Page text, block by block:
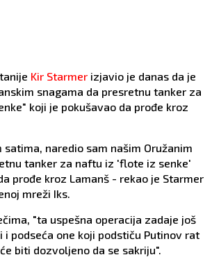
Kir Starmer izjavio je danas da je
snagama da presretnu tanker za
koji je pokušavao da prođe kroz
naredio sam našim Oružanim
tanker za naftu iz 'flote iz senke'
prođe kroz Lamanš - rekao je Starmer
mreži Iks.
"ta uspešna operacija zadaje još
i podseća one koji podstiču Putinov rat
biti dozvoljeno da se sakriju".